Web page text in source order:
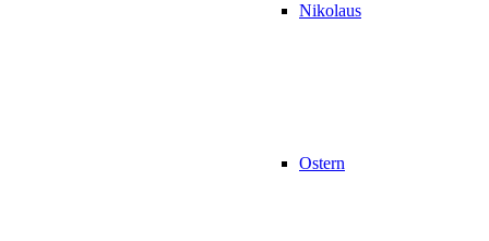
Nikolaus
Ostern